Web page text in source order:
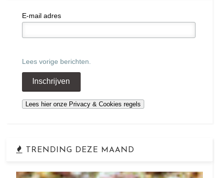
E-mail adres
Lees vorige berichten.
TRENDING DEZE MAAND